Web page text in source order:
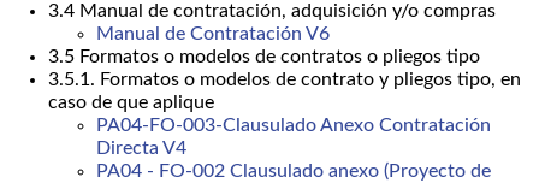
3.4 Manual de contratación, adquisición y/o compras
Manual de Contratación V6
3.5 Formatos o modelos de contratos o pliegos tipo
3.5.1. Formatos o modelos de contrato y pliegos tipo, en
caso de que aplique
PA04-FO-003-Clausulado Anexo Contratación
Directa V4
PA04 - FO-002 Clausulado anexo (Proyecto de